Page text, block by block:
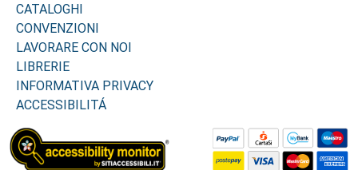
CATALOGHI
CONVENZIONI
LAVORARE CON NOI
LIBRERIE
INFORMATIVA PRIVACY
ACCESSIBILITÁ